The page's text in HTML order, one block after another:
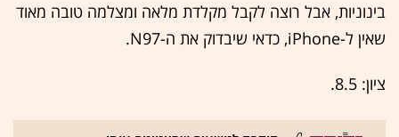
בינוניות, אבל רוצה לקבל מקלדת מלאה ומצלמה טובה מאוד
שאין ל-iPhone, כדאי שיבדוק את ה-N97.
ציון: 8.5.